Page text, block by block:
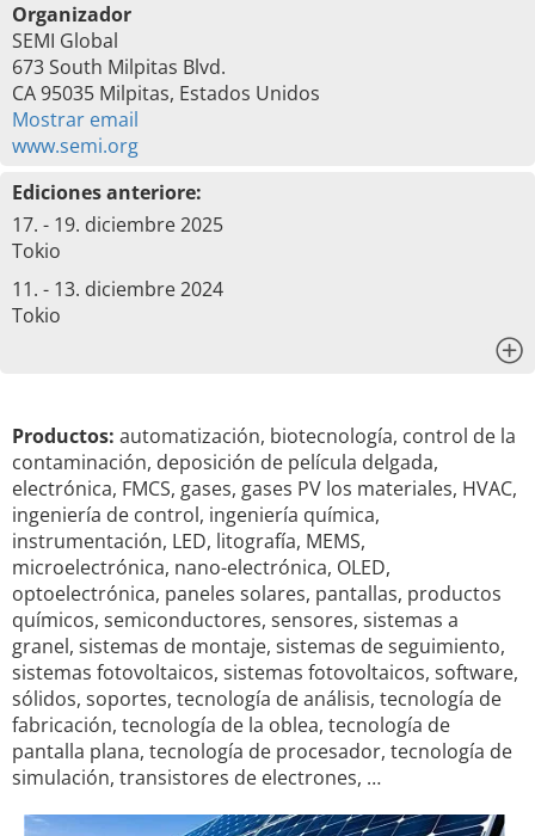
Organizador
SEMI Global
673 South Milpitas Blvd.
CA 95035 Milpitas, Estados Unidos
Mostrar email
www.semi.org
Ediciones anteriore:
17. - 19. diciembre 2025
Tokio
11. - 13. diciembre 2024
Tokio
Productos: automatización, biotecnología, control de la
contaminación, deposición de película delgada,
electrónica, FMCS, gases, gases PV los materiales, HVAC,
ingeniería de control, ingeniería química,
instrumentación, LED, litografía, MEMS,
microelectrónica, nano-electrónica, OLED,
optoelectrónica, paneles solares, pantallas, productos
químicos, semiconductores, sensores, sistemas a
granel, sistemas de montaje, sistemas de seguimiento,
sistemas fotovoltaicos, sistemas fotovoltaicos, software,
sólidos, soportes, tecnología de análisis, tecnología de
fabricación, tecnología de la oblea, tecnología de
pantalla plana, tecnología de procesador, tecnología de
simulación, transistores de electrones, …